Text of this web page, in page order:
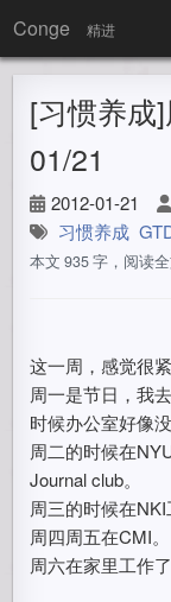
Conge 精进
[习惯养成
01/21
2012-01-21
习惯养成
本文 935 字，阅读
这一周，感觉很紧
周一是节日，我
时候办公室好像
周二的时候在
Journal club。
周三的时候在NKI
周四周五在CMI。
周六在家里工作了